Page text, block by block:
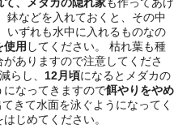
、メダカの隠れ家も作ってあげ
鉢などを入れておくと、その中
いずれも水中に入れるものなの
使用 してください。 枯れ葉も種
ありますので注意してくださ
らし、 12月頃になるとメダカの
なってきますので餌やりをやめ
きて水面を泳ぐようになってく
じめてください。